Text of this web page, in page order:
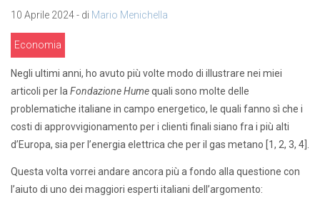
10 Aprile 2024 - di Mario Menichella
Economia
Negli ultimi anni, ho avuto più volte modo di illustrare nei miei
articoli per laFondazione Humequali sono molte delle
problematiche italiane in campo energetico, le quali fanno sì che i
costi di approvvigionamento per i clienti finali siano fra i più alti
d’Europa, sia per l’energia elettrica che per il gas metano [1, 2, 3, 4].
Questa volta vorrei andare ancora più a fondo alla questione con
l’aiuto di uno dei maggiori esperti italiani dell’argomento: